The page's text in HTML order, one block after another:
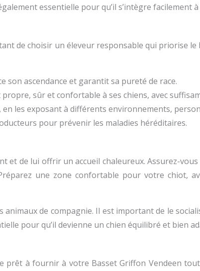
essentielle pour qu’il s’intègre facilement
de choisir un éleveur responsable qui priorise
son ascendance et garantit sa pureté de race.
sûr et confortable à ses chiens, avec
les exposant à différents environnements,
pour prévenir les maladies héréditaires.
de lui offrir un accueil chaleureux. Assurez-
une zone confortable pour votre chiot,
de compagnie. Il est important de le
pour qu’il devienne un chien équilibré et bien
prêt à fournir à votre Basset Griffon Vendeen